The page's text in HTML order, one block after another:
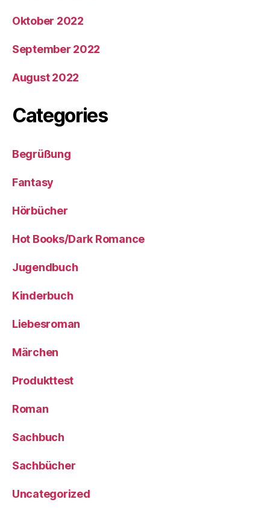
Oktober 2022
September 2022
August 2022
Categories
Begrüßung
Fantasy
Hörbücher
Hot Books/Dark Romance
Jugendbuch
Kinderbuch
Liebesroman
Märchen
Produkttest
Roman
Sachbuch
Sachbücher
Uncategorized